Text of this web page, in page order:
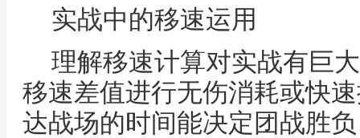
实战中的移速运用
理解移速计算对实战有巨
移速差值进行无伤消耗或快
达战场的时间能决定团战胜